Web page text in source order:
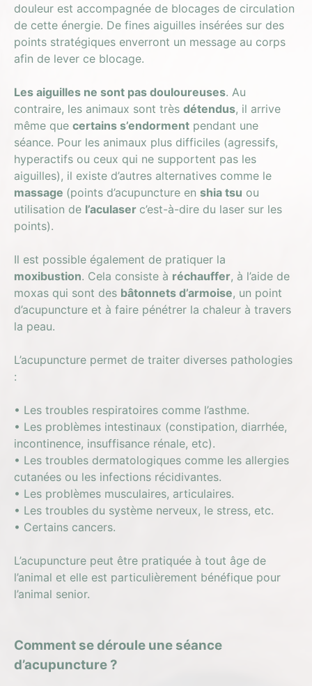
douleur est accompagnée de blocages de circulation
de cette énergie. De fines aiguilles insérées sur des
points stratégiques enverront un message au corps
afin de lever ce blocage.
Les aiguilles ne sont pas douloureuses. Au
contraire, les animaux sont très détendus, il arrive
même que certains s’endorment pendant une
séance. Pour les animaux plus difficiles (agressifs,
hyperactifs ou ceux qui ne supportent pas les
aiguilles), il existe d’autres alternatives comme le
massage (points d’acupuncture en shia tsu ou
utilisation de l’aculaser c’est-à-dire du laser sur les
points).
Il est possible également de pratiquer la
moxibustion. Cela consiste à réchauffer, à l’aide de
moxas qui sont des bâtonnets d’armoise, un point
d’acupuncture et à faire pénétrer la chaleur à travers
la peau.
L’acupuncture permet de traiter diverses pathologies
:
• Les troubles respiratoires comme l’asthme.
• Les problèmes intestinaux (constipation, diarrhée,
incontinence, insuffisance rénale, etc).
• Les troubles dermatologiques comme les allergies
cutanées ou les infections récidivantes.
• Les problèmes musculaires, articulaires.
• Les troubles du système nerveux, le stress, etc.
• Certains cancers.
L’acupuncture peut être pratiquée à tout âge de
l’animal et elle est particulièrement bénéfique pour
l’animal senior.
Comment se déroule une séance
d’acupuncture ?